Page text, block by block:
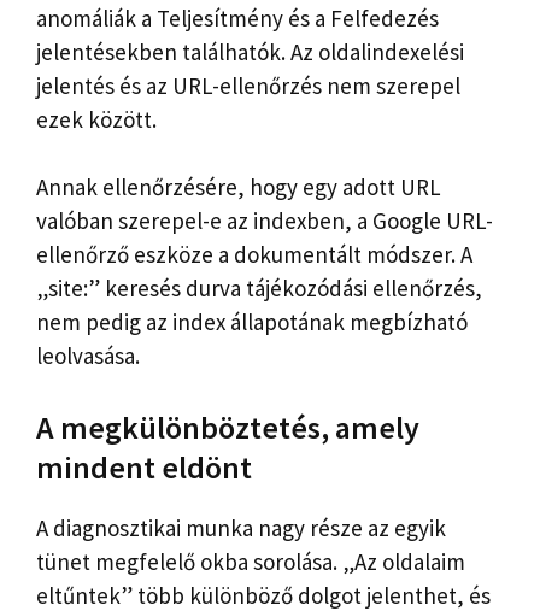
anomáliák a Teljesítmény és a Felfedezés
jelentésekben találhatók. Az oldalindexelési
jelentés és az URL-ellenőrzés nem szerepel
ezek között.
Annak ellenőrzésére, hogy egy adott URL
valóban szerepel-e az indexben, a Google URL-
ellenőrző eszköze a dokumentált módszer. A
„site:” keresés durva tájékozódási ellenőrzés,
nem pedig az index állapotának megbízható
leolvasása.
A megkülönböztetés, amely
mindent eldönt
A diagnosztikai munka nagy része az egyik
tünet megfelelő okba sorolása. „Az oldalaim
eltűntek” több különböző dolgot jelenthet, és